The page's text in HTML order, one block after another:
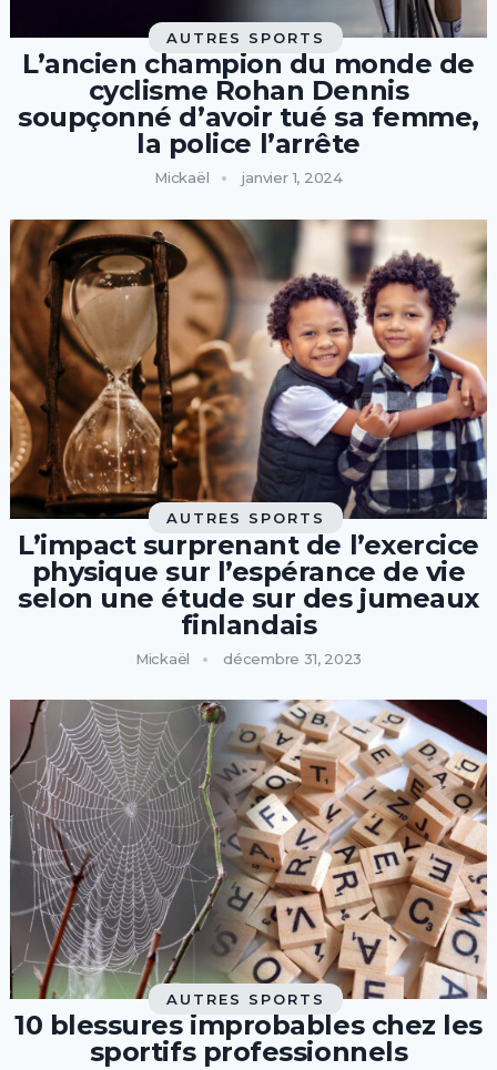
AUTRES SPORTS
L’ancien champion du monde de
cyclisme Rohan Dennis
soupçonné d’avoir tué sa femme,
la police l’arrête
Mickaël janvier 1, 2024
AUTRES SPORTS
L’impact surprenant de l’exercice
physique sur l’espérance de vie
selon une étude sur des jumeaux
finlandais
Mickaël décembre 31, 2023
AUTRES SPORTS
10 blessures improbables chez les
sportifs professionnels